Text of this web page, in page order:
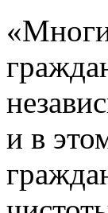
и в